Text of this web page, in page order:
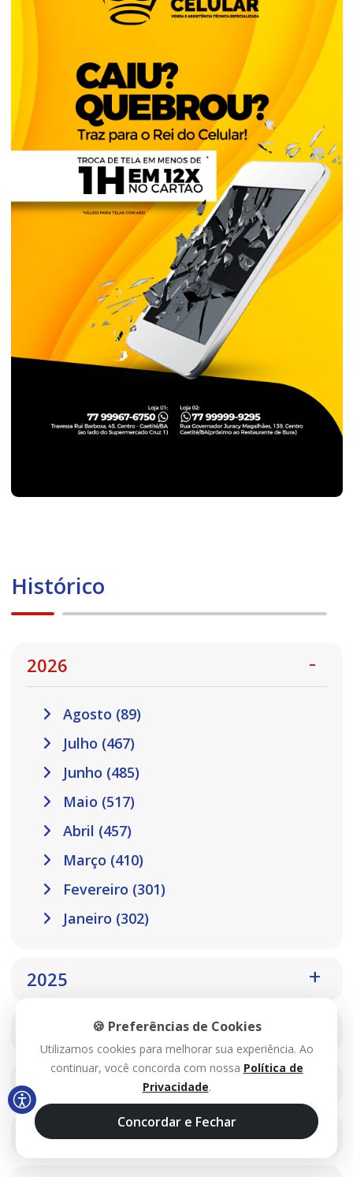
Histórico
2026
Agosto (89)
Julho (467)
Junho (485)
Maio (517)
Abril (457)
Março (410)
Fevereiro (301)
Janeiro (302)
2025
2023
2022
🍪 Preferências de Cookies
Utilizamos cookies para melhorar sua experiência. Ao
continuar, você concorda com nossa Política de
Privacidade.
Concordar e Fechar